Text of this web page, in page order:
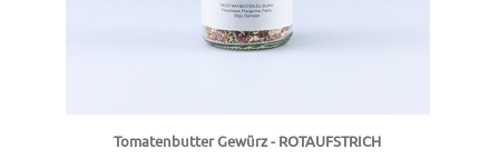
Tomatenbutter Gewürz - ROTAUFSTRICH